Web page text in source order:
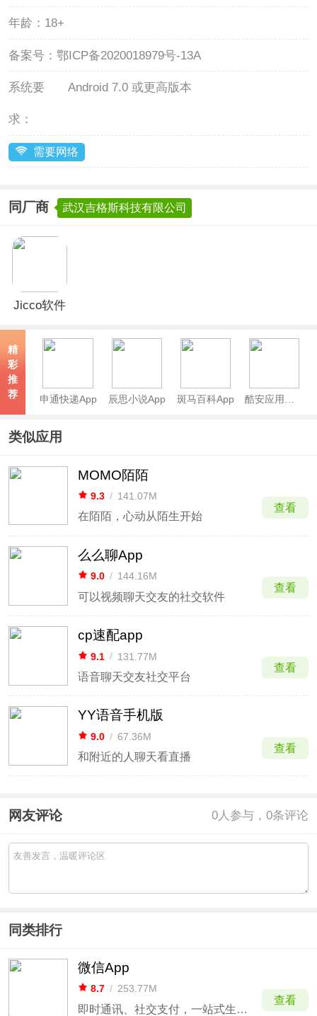
年龄： 18+
备案号： 鄂ICP备2020018979号-13A
系统要
求：
Android 7.0 或更高版本
需要网络
同厂商 武汉吉格斯科技有限公司
Jicco软件
精
彩
推
荐
申通快递App 辰思小说App 斑马百科App 酷安应用商店app
类似应用
MOMO陌陌
9.3 / 141.07M
在陌陌，心动从陌生开始
查看
么么聊App
9.0 / 144.16M
可以视频聊天交友的社交软件
查看
cp速配app
9.1 / 131.77M
语音聊天交友社交平台
查看
YY语音手机版
9.0 / 67.36M
和附近的人聊天看直播
查看
网友评论 0人参与，0条评论
同类排行
微信App
8.7 / 253.77M
即时通讯、社交支付，一站式生活应用
查看